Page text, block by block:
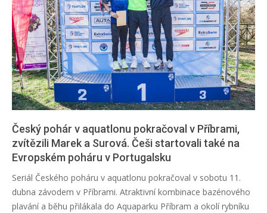
Český pohár v aquatlonu pokračoval v Příbrami,
zvítězili Marek a Surová. Češi startovali také na
Evropském poháru v Portugalsku
Seriál Českého poháru v aquatlonu pokračoval v sobotu 11.
dubna závodem v Příbrami. Atraktivní kombinace bazénového
plavání a běhu přilákala do Aquaparku Příbram a okolí rybníku